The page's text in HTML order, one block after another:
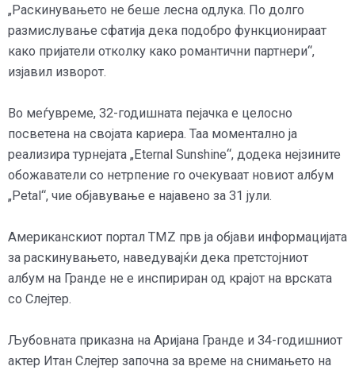
„Раскинувањето не беше лесна одлука. По долго
размислување сфатија дека подобро функционираат
како пријатели отколку како романтични партнери“,
изјавил изворот.
Во меѓувреме, 32-годишната пејачка е целосно
посветена на својата кариера. Таа моментално ја
реализира турнејата „Eternal Sunshine“, додека нејзините
обожаватели со нетрпение го очекуваат новиот албум
„Petal“, чие објавување е најавено за 31 јули.
Американскиот портал TMZ прв ја објави информацијата
за раскинувањето, наведувајќи дека претстојниот
албум на Гранде не е инспириран од крајот на врската
со Слејтер.
Љубовната приказна на Аријана Гранде и 34-годишниот
актер Итан Слејтер започна за време на снимањето на